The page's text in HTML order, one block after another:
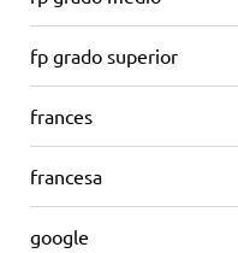
fp grado superior
frances
francesa
google